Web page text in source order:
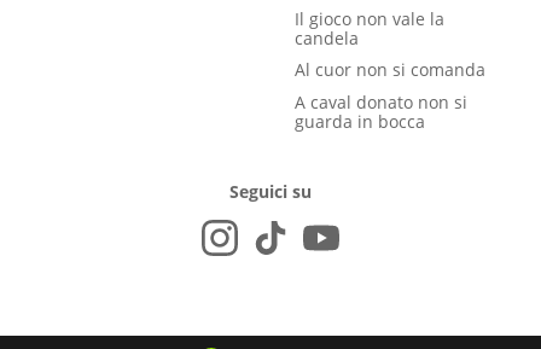
Il gioco non vale la
candela
Al cuor non si comanda
A caval donato non si
guarda in bocca
Seguici su